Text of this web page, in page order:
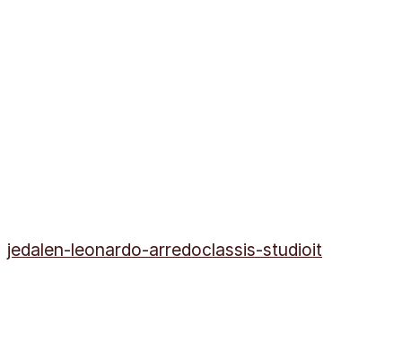
jedalen-leonardo-arredoclassis-studioit